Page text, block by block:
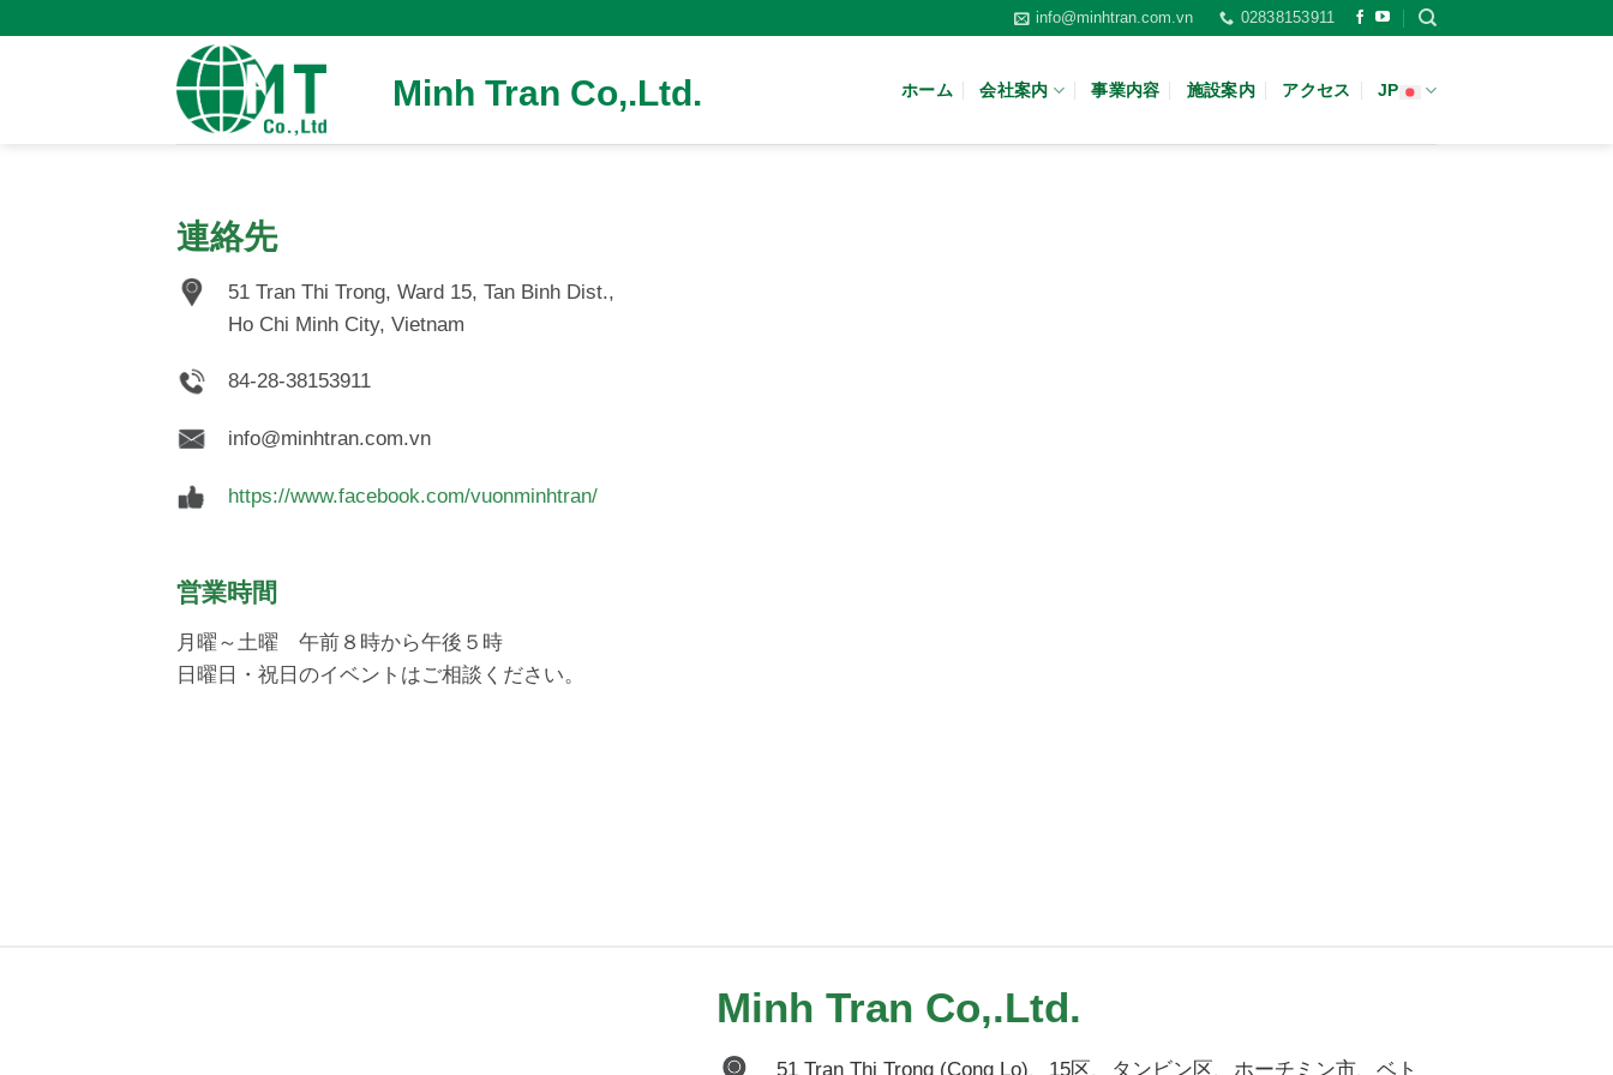
info@minhtran.com.vn 02838153911
Minh Tran Co,.Ltd. ホーム 会社案内 事業内容 施設案内 アクセス JP
​連絡先
51 Tran Thi Trong, Ward 15, Tan Binh Dist.,
Ho Chi Minh City, Vietnam
84-28-38153911
info@minhtran.com.vn
https://www.facebook.com/vuonminhtran/
​営業時間
月曜～土曜 午前８時から午後５時
日曜日・祝日のイベントはご相談ください。
Minh Tran Co,.Ltd.
51 Tran Thi Trong (Cong Lo)、15区、タンビン区、ホーチミン市、ベト